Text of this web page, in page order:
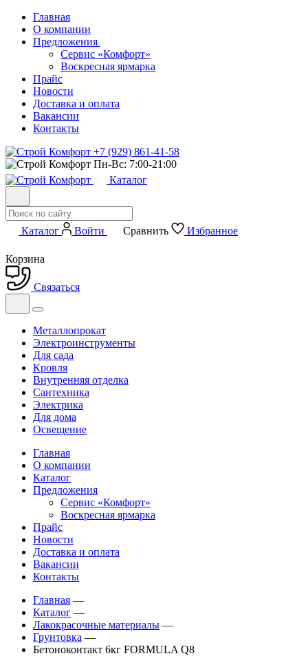
Главная
О компании
Предложения
Сервис «Комфорт»
Воскресная ярмарка
Прайс
Новости
Доставка и оплата
Вакансии
Контакты
+7 (929) 861-41-58
Пн-Вс: 7:00-21:00
Каталог
Каталог Войти Сравнить Избранное
Корзина
Связаться
Металлопрокат
Электроинструменты
Для сада
Кровля
Внутренняя отделка
Сантехника
Электрика
Для дома
Освещение
Главная
О компании
Каталог
Предложения
Сервис «Комфорт»
Воскресная ярмарка
Прайс
Новости
Доставка и оплата
Вакансии
Контакты
Главная —
Каталог —
Лакокрасочные материалы —
Грунтовка —
Бетоноконтакт 6кг FORMULA Q8